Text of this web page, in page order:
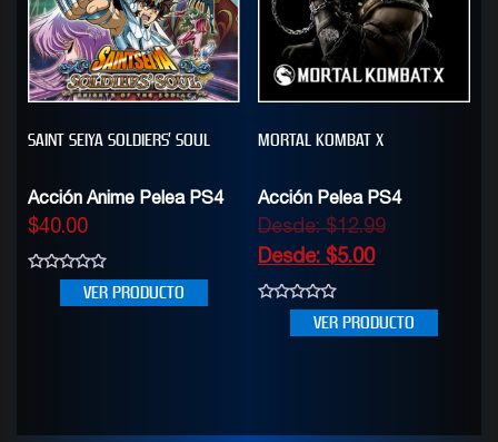
SAINT SEIYA SOLDIERS’ SOUL
Acción Anime Pelea PS4
$40.00
VER PRODUCTO
MORTAL KOMBAT X
Acción Pelea PS4
Desde:$12.99
Desde: $5.00
VER PRODUCTO